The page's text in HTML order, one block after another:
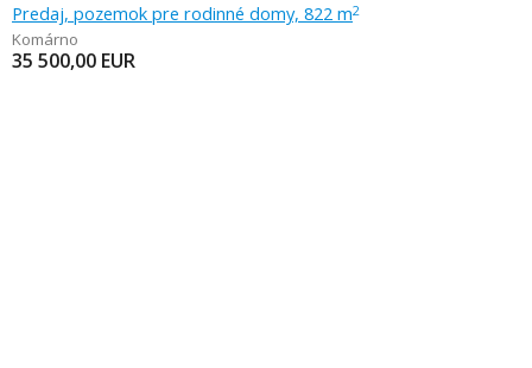
Predaj, pozemok pre rodinné domy, 822 m2
Komárno
35 500,00 EUR